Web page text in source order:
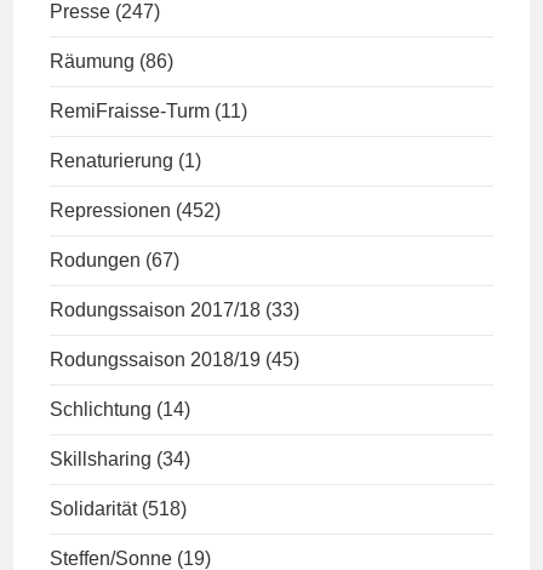
Presse (247)
Räumung (86)
RemiFraisse-Turm (11)
Renaturierung (1)
Repressionen (452)
Rodungen (67)
Rodungssaison 2017/18 (33)
Rodungssaison 2018/19 (45)
Schlichtung (14)
Skillsharing (34)
Solidarität (518)
Steffen/Sonne (19)